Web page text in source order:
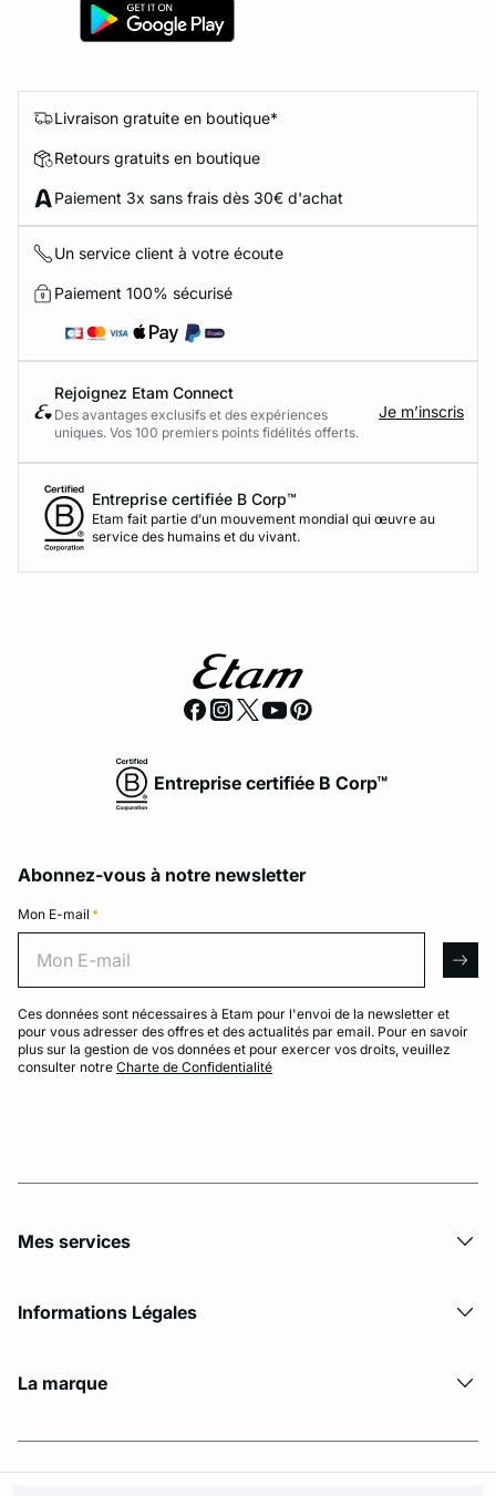
Livraison gratuite en boutique*
Retours gratuits en boutique
Paiement 3x sans frais dès 30€ d'achat
Un service client à votre écoute
Paiement 100% sécurisé
Rejoignez Etam Connect
Des avantages exclusifs et des expériences
uniques. Vos 100 premiers points fidélités offerts.
Je m’inscris
Entreprise certifiée B Corp™
Etam fait partie d’un mouvement mondial qui œuvre au
service des humains et du vivant.
Entreprise certifiée B Corp™
Abonnez-vous à notre newsletter
Mon E-mail *
Ces données sont nécessaires à Etam pour l'envoi de la newsletter et
pour vous adresser des offres et des actualités par email. Pour en savoir
plus sur la gestion de vos données et pour exercer vos droits, veuillez
consulter notre Charte de Confidentialité
Mes services
Informations Légales
La marque